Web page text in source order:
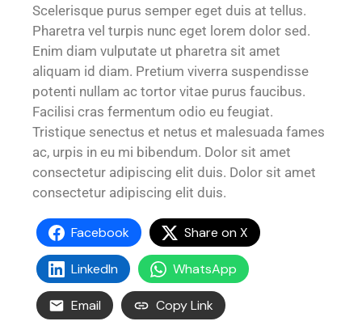
Scelerisque purus semper eget duis at tellus.
Pharetra vel turpis nunc eget lorem dolor sed.
Enim diam vulputate ut pharetra sit amet
aliquam id diam. Pretium viverra suspendisse
potenti nullam ac tortor vitae purus faucibus.
Facilisi cras fermentum odio eu feugiat.
Tristique senectus et netus et malesuada fames
ac, urpis in eu mi bibendum. Dolor sit amet
consectetur adipiscing elit duis. Dolor sit amet
consectetur adipiscing elit duis.
Facebook Share on X
LinkedIn WhatsApp
Email Copy Link